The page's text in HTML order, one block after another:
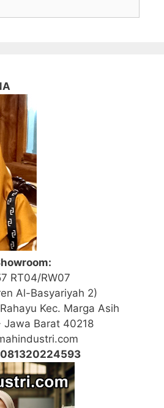
RT04/RW07
Al-Basyariyah 2)
Kec. Marga Asih
Jawa Barat 40218